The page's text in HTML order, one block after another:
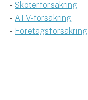
-Skoterförsäkring
- ATV-försäkring
- Företagsförsäkring